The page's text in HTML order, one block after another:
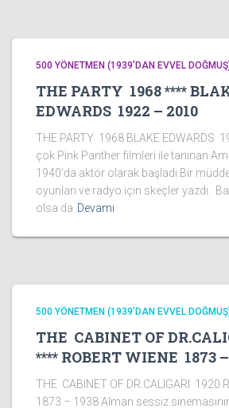
500 YÖNETMEN (1939’DAN EVVEL
THE PARTY 1968 ****
EDWARDS 1922 – 2010
THE PARTY 1968 BLAKE EDWARDS
çok Pink Panther filmleri ile tanınan
1940’da aktör olarak başladı.Bir
oyunları ve radyo için skeçler yazdı.
olsa da Devamı
500 YÖNETMEN (1939’DAN EVVEL
THE CABINET OF
**** ROBERT WIENE 1873
THE CABINET OF DR.CALIGARI 1920
1873 – 1938 Alman sessiz